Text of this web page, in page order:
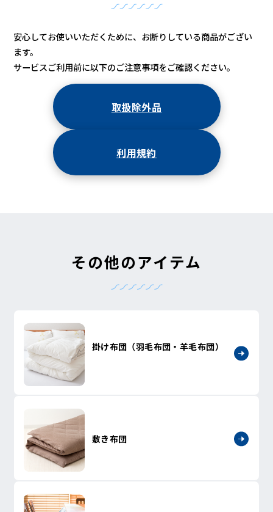
安心してお使いいただくために、お断りしている商品がござい
ます。
サービスご利用前に以下のご注意事項をご確認ください。
取扱除外品
利用規約
その他のアイテム
掛け布団（羽毛布団・羊毛布団）
敷き布団